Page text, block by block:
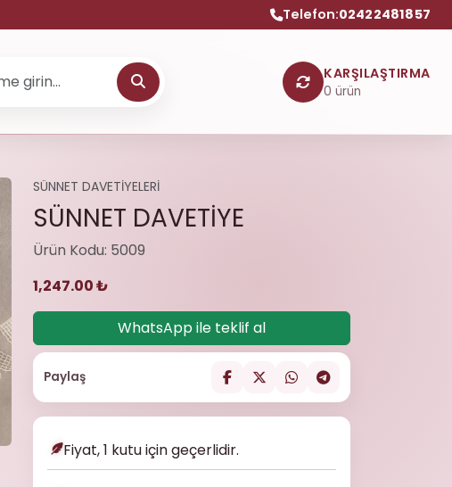
Telefon:02422481857
KARŞILAŞTIRMA
0 ürün
SÜNNET DAVETİYELERİ
SÜNNET DAVETİYE
Ürün Kodu: 5009
1,247.00 ₺
WhatsApp ile teklif al
Paylaş
Fiyat, 1 kutu için geçerlidir.